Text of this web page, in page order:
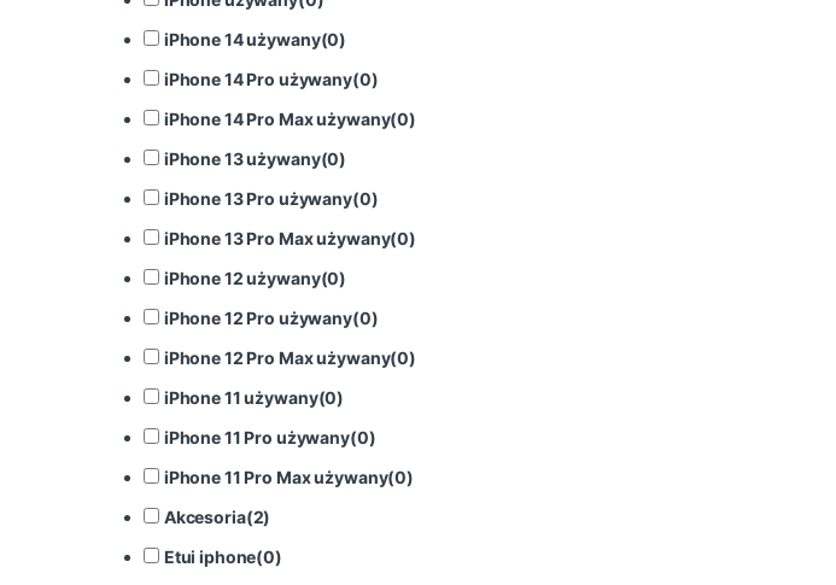
iPhone 14 używany(0)
iPhone 14 Pro używany(0)
iPhone 14 Pro Max używany(0)
iPhone 13 używany(0)
iPhone 13 Pro używany(0)
iPhone 13 Pro Max używany(0)
iPhone 12 używany(0)
iPhone 12 Pro używany(0)
iPhone 12 Pro Max używany(0)
iPhone 11 używany(0)
iPhone 11 Pro używany(0)
iPhone 11 Pro Max używany(0)
Akcesoria(2)
Etui iphone(0)